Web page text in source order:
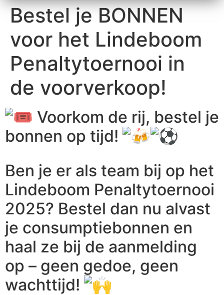
Bestel je BONNEN
voor het Lindeboom
Penaltytoernooi in
de voorverkoop!
Voorkom de rij, bestel je
bonnen op tijd!
Ben je er als team bij op het
Lindeboom Penaltytoernooi
2025? Bestel dan nu alvast
je consumptiebonnen en
haal ze bij de aanmelding
op – geen gedoe, geen
wachttijd!